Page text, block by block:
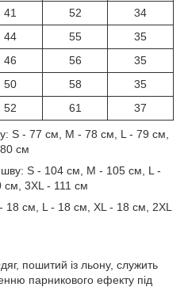
41 52
34
44 55
35
46 56
35
50 58
35
52 61 37
S - 77 см, M - 78 см, L - 79 см,
см
S - 104 см, M - 105 см, L -
см, 3XL - 111 см
см, L - 18 см, XL - 18 см, 2XL
пошитий із льону, служить
парникового ефекту під